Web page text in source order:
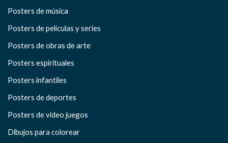
Posters de música
Posters de películas y series
Posters de obras de arte
Posters espirituales
Posters infantiles
Posters de deportes
Posters de video juegos
Dibujos para colorear